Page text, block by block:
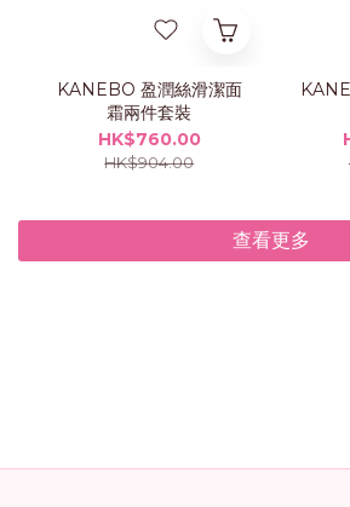
KANEBO 盈潤絲滑潔面
霜兩件套裝
HK$760.00
HK$904.00
查看更多